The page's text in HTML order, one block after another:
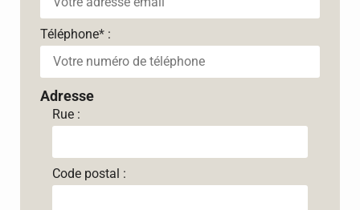
Téléphone* :
Adresse
Rue :
Code postal :